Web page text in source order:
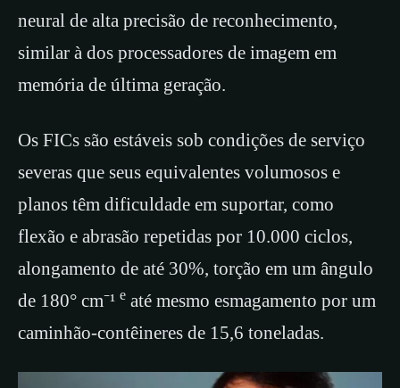
neural de alta precisão de reconhecimento,
similar à dos processadores de imagem em
memória de última geração.
Os FICs são estáveis ​​sob condições de serviço
severas que seus equivalentes volumosos e
planos têm dificuldade em suportar, como
flexão e abrasão repetidas por 10.000 ciclos,
alongamento de até 30%, torção em um ângulo
de 180° cm⁻¹ e até mesmo esmagamento por um
caminhão-contêineres de 15,6 toneladas.